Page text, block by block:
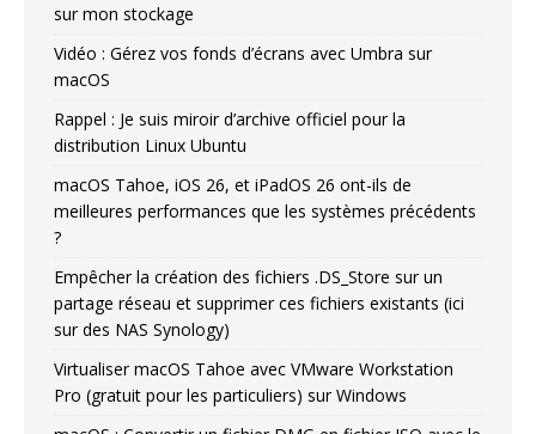
sur mon stockage
Vidéo : Gérez vos fonds d’écrans avec Umbra sur
macOS
Rappel : Je suis miroir d’archive officiel pour la
distribution Linux Ubuntu
macOS Tahoe, iOS 26, et iPadOS 26 ont-ils de
meilleures performances que les systèmes précédents
?
Empêcher la création des fichiers .DS_Store sur un
partage réseau et supprimer ces fichiers existants (ici
sur des NAS Synology)
Virtualiser macOS Tahoe avec VMware Workstation
Pro (gratuit pour les particuliers) sur Windows